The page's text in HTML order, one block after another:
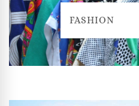
FASHION